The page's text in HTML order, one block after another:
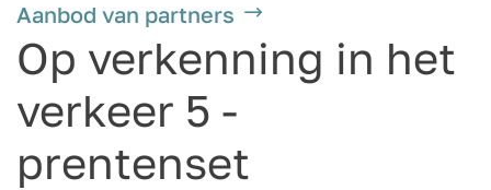
Aanbod van partners
Op verkenning in het
verkeer 5 -
prentenset